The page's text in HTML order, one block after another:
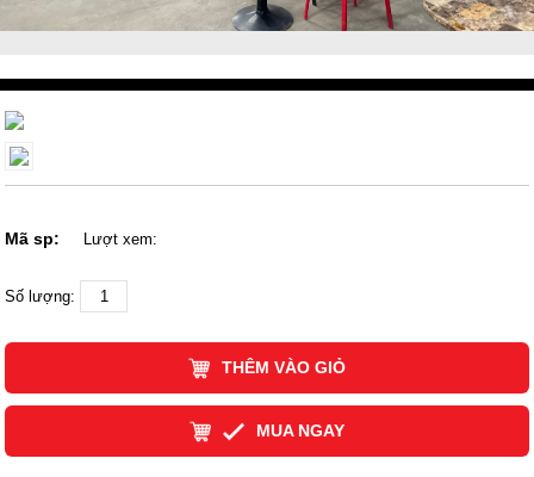
Mã sp: Lượt xem:
Số lượng:
THÊM VÀO GIỎ
MUA NGAY